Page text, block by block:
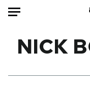
NICK